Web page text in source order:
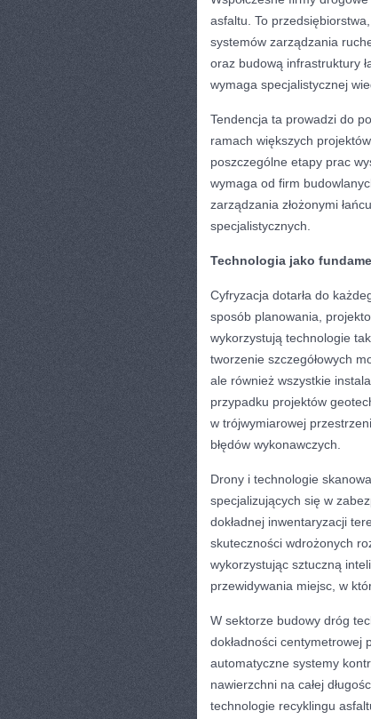
asfaltu. To
systemów zarządzania
oraz budową infrastruktury
wymaga specjalistycznej
Tendencja ta prowadzi do
ramach większych
poszczególne etapy prac
wymaga od firm
zarządzania złożonymi
specjalistycznych.
Technologia jako
Cyfryzacja dotarła do
sposób planowania,
wykorzystują technologie
tworzenie szczegółowych
ale również wszystkie
przypadku projektów
w trójwymiarowej
błędów wykonawczych.
Drony i technologie
specjalizujących się w
dokładnej inwentaryzacji
skuteczności wdrożonych
wykorzystując sztuczną
przewidywania miejsc, w
W sektorze budowy dróg
dokładności centymetrowej
automatyczne systemy
nawierzchni na całej
technologie recyklingu